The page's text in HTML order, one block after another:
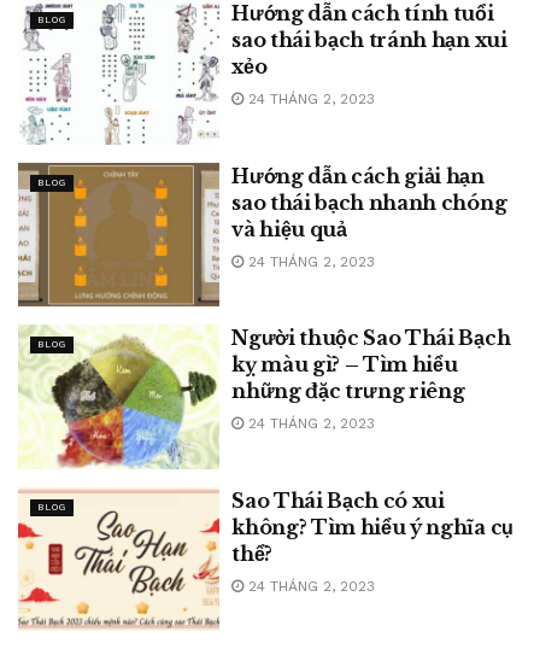
BLOG
Hướng dẫn cách tính tuổi
sao thái bạch tránh hạn xui
xẻo
24 THÁNG 2, 2023
BLOG
Hướng dẫn cách giải hạn
sao thái bạch nhanh chóng
và hiệu quả
24 THÁNG 2, 2023
BLOG
Người thuộc Sao Thái Bạch
kỵ màu gì? – Tìm hiểu
những đặc trưng riêng
24 THÁNG 2, 2023
BLOG
Sao Thái Bạch có xui
không? Tìm hiểu ý nghĩa cụ
thể?
24 THÁNG 2, 2023